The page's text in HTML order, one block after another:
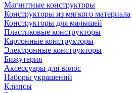
Магнитные конструкторы
Конструкторы из мягкого материала
Конструкторы для малышей
Пластиковые конструкторы
Картонные конструкторы
Электронные конструкторы
Бижутерия
Аксессуары для волос
Наборы украшений
Клипсы